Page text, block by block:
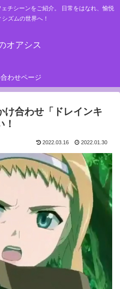
チシーンをご紹介。 日常をはなれ、愉悦
ズムの世界へ！
オアシス
わせページ
け合わせ「ドレインキ
2022.03.16 2022.01.30